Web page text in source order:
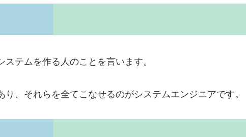
テムを作る人のことを言います。
、それらを全てこなせるのがシステムエンジニアです。